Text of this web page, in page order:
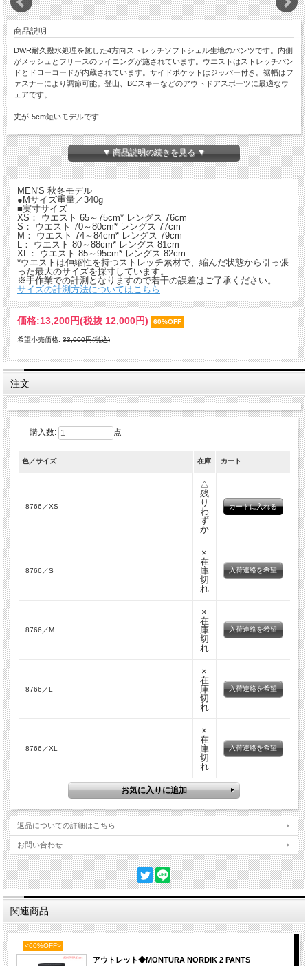
商品説明
DWR耐久撥水処理を施した4方向ストレッチソフトシェル生地のパンツです。内側
がメッシュとフリースのライニングが施されています。ウエストはストレッチバン
ドとドローコードが内蔵されています。サイドポケットはジッパー付き。裾幅はフ
ァスナーにより調節可能。登山、BCスキーなどのアウトドアスポーツに最適なウ
ェアです。
丈が-5cm短いモデルです
MONTURA SPEED STYLE PANTS (MPLS90X)の詳しい情報を見る
【ご注意】
・特価品につき返品・交換はできません。
以上、予めご了承ください
▼ 商品説明の続きを見る ▼
MEN'S 秋冬モデル
●Mサイズ重量／340g
■実寸サイズ
XS： ウエスト 65～75cm* レングス 76cm
S： ウエスト 70～80cm* レングス 77cm
M： ウエスト 74～84cm* レングス 79cm
L： ウエスト 80～88cm* レングス 81cm
XL： ウエスト 85～95cm* レングス 82cm
*ウエストは伸縮性を持つストレッチ素材で、縮んだ状態から引っ張
った最大のサイズを採寸しています。
※手作業での計測となりますので若干の誤差はご了承ください。
サイズの計測方法についてはこちら
価格:13,200円(税抜 12,000円) 60%OFF
希望小売価格: 33,000円(税込)
注文
購入数: 点
色／サイズ 在庫 カート
8766／XS
△
残
り
わ
ず
か
8766／S
×
在
庫
切
れ
入荷連絡を希望
8766／M
×
在
庫
切
れ
入荷連絡を希望
8766／L
×
在
庫
切
れ
入荷連絡を希望
8766／XL
×
在
庫
切
れ
入荷連絡を希望
返品についての詳細はこちら
お問い合わせ
関連商品
<60%OFF>
アウトレット◆MONTURA NORDIK 2 PANTS